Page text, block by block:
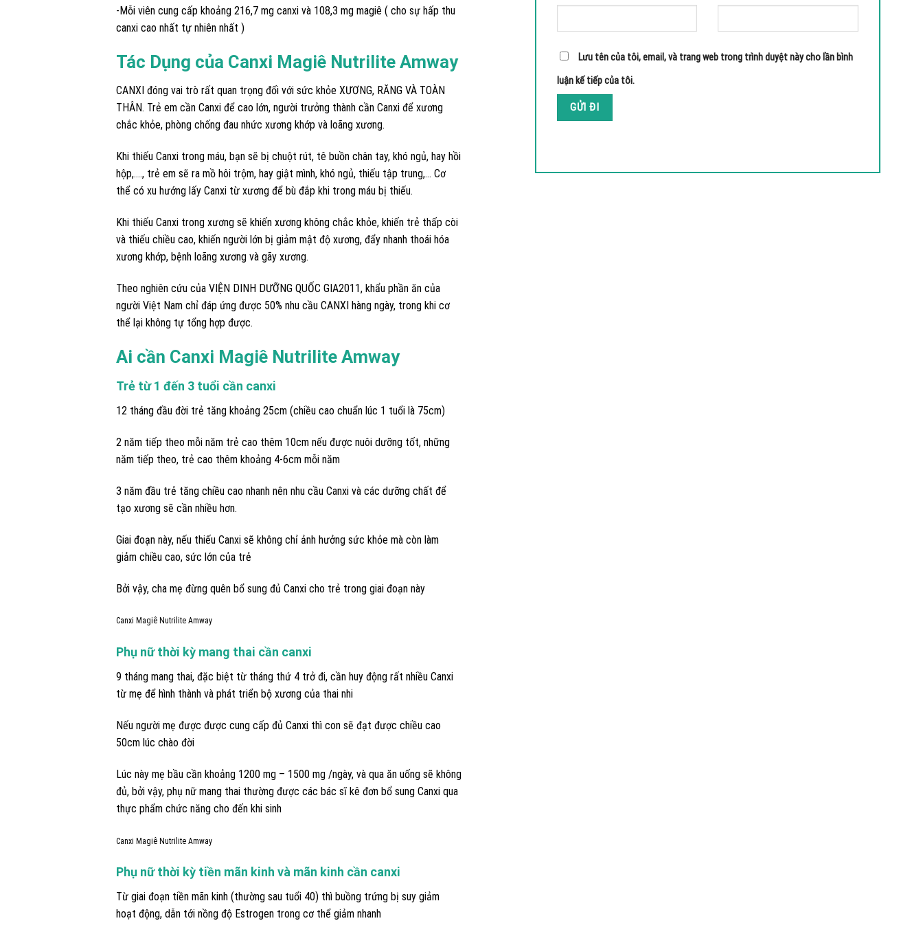
-Mỗi viên cung cấp khoảng 216,7 mg canxi và 108,3 mg magiê ( cho sự hấp thu
canxi cao nhất tự nhiên nhất )
Tác Dụng của Canxi Magiê Nutrilite Amway
CANXI đóng vai trò rất quan trọng đối với sức khỏe XƯƠNG, RĂNG VÀ TOÀN
THÂN. Trẻ em cần Canxi để cao lớn, người trưởng thành cần Canxi để xương
chắc khỏe, phòng chống đau nhức xương khớp và loãng xương.
Khi thiếu Canxi trong máu, bạn sẽ bị chuột rút, tê buồn chân tay, khó ngủ, hay hồi
hộp,…., trẻ em sẽ ra mồ hôi trộm, hay giật mình, khó ngủ, thiếu tập trung,… Cơ
thể có xu hướng lấy Canxi từ xương để bù đắp khi trong máu bị thiếu.
Khi thiếu Canxi trong xương sẽ khiến xương không chắc khỏe, khiến trẻ thấp còi
và thiếu chiều cao, khiến người lớn bị giảm mật độ xương, đẩy nhanh thoái hóa
xương khớp, bệnh loãng xương và gãy xương.
Theo nghiên cứu của VIỆN DINH DƯỠNG QUỐC GIA2011, khẩu phần ăn của
người Việt Nam chỉ đáp ứng được 50% nhu cầu CANXI hàng ngày, trong khi cơ
thể lại không tự tổng hợp được.
Ai cần Canxi Magiê Nutrilite Amway
Trẻ từ 1 đến 3 tuổi cần canxi
12 tháng đầu đời trẻ tăng khoảng 25cm (chiều cao chuẩn lúc 1 tuổi là 75cm)
2 năm tiếp theo mỗi năm trẻ cao thêm 10cm nếu được nuôi dưỡng tốt, những
năm tiếp theo, trẻ cao thêm khoảng 4-6cm mỗi năm
3 năm đầu trẻ tăng chiều cao nhanh nên nhu cầu Canxi và các dưỡng chất để
tạo xương sẽ cần nhiều hơn.
Giai đoạn này, nếu thiếu Canxi sẽ không chỉ ảnh hưởng sức khỏe mà còn làm
giảm chiều cao, sức lớn của trẻ
Bởi vậy, cha mẹ đừng quên bổ sung đủ Canxi cho trẻ trong giai đoạn này
Canxi Magiê Nutrilite Amway
Phụ nữ thời kỳ mang thai cần canxi
9 tháng mang thai, đặc biệt từ tháng thứ 4 trở đi, cần huy động rất nhiều Canxi
từ mẹ để hình thành và phát triển bộ xương của thai nhi
Nếu người mẹ được được cung cấp đủ Canxi thì con sẽ đạt được chiều cao
50cm lúc chào đời
Lúc này mẹ bầu cần khoảng 1200 mg – 1500 mg /ngày, và qua ăn uống sẽ không
đủ, bởi vậy, phụ nữ mang thai thường được các bác sĩ kê đơn bổ sung Canxi qua
thực phẩm chức năng cho đến khi sinh
Canxi Magiê Nutrilite Amway
Phụ nữ thời kỳ tiền mãn kinh và mãn kinh cần canxi
Từ giai đoạn tiền mãn kinh (thường sau tuổi 40) thì buồng trứng bị suy giảm
hoạt động, dẫn tới nồng độ Estrogen trong cơ thể giảm nhanh
Lưu tên của tôi, email, và trang web trong trình duyệt này cho lần bình
luận kế tiếp của tôi.